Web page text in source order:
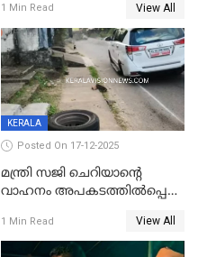
ക്ലാസ് വിദ്യാർത്ഥിനി മരിച്ചു
1 Min Read View All
KERALA
Posted On 17-12-2025
മന്ത്രി സജി ചെറിയാന്റെ
വാഹനം അപകടത്തിൽപ്പെട്ടു;
രക്ഷപ്പെട്ടത് തലനാരിടയ്ക്ക്
1 Min Read View All